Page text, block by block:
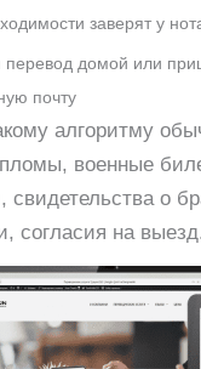
заверят у
перевод домой или
почту
алгоритму
военные
свидетельства о
согласия на выезд.